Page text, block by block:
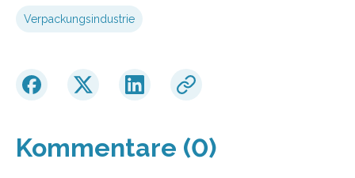
Verpackungsindustrie
Kommentare (0)